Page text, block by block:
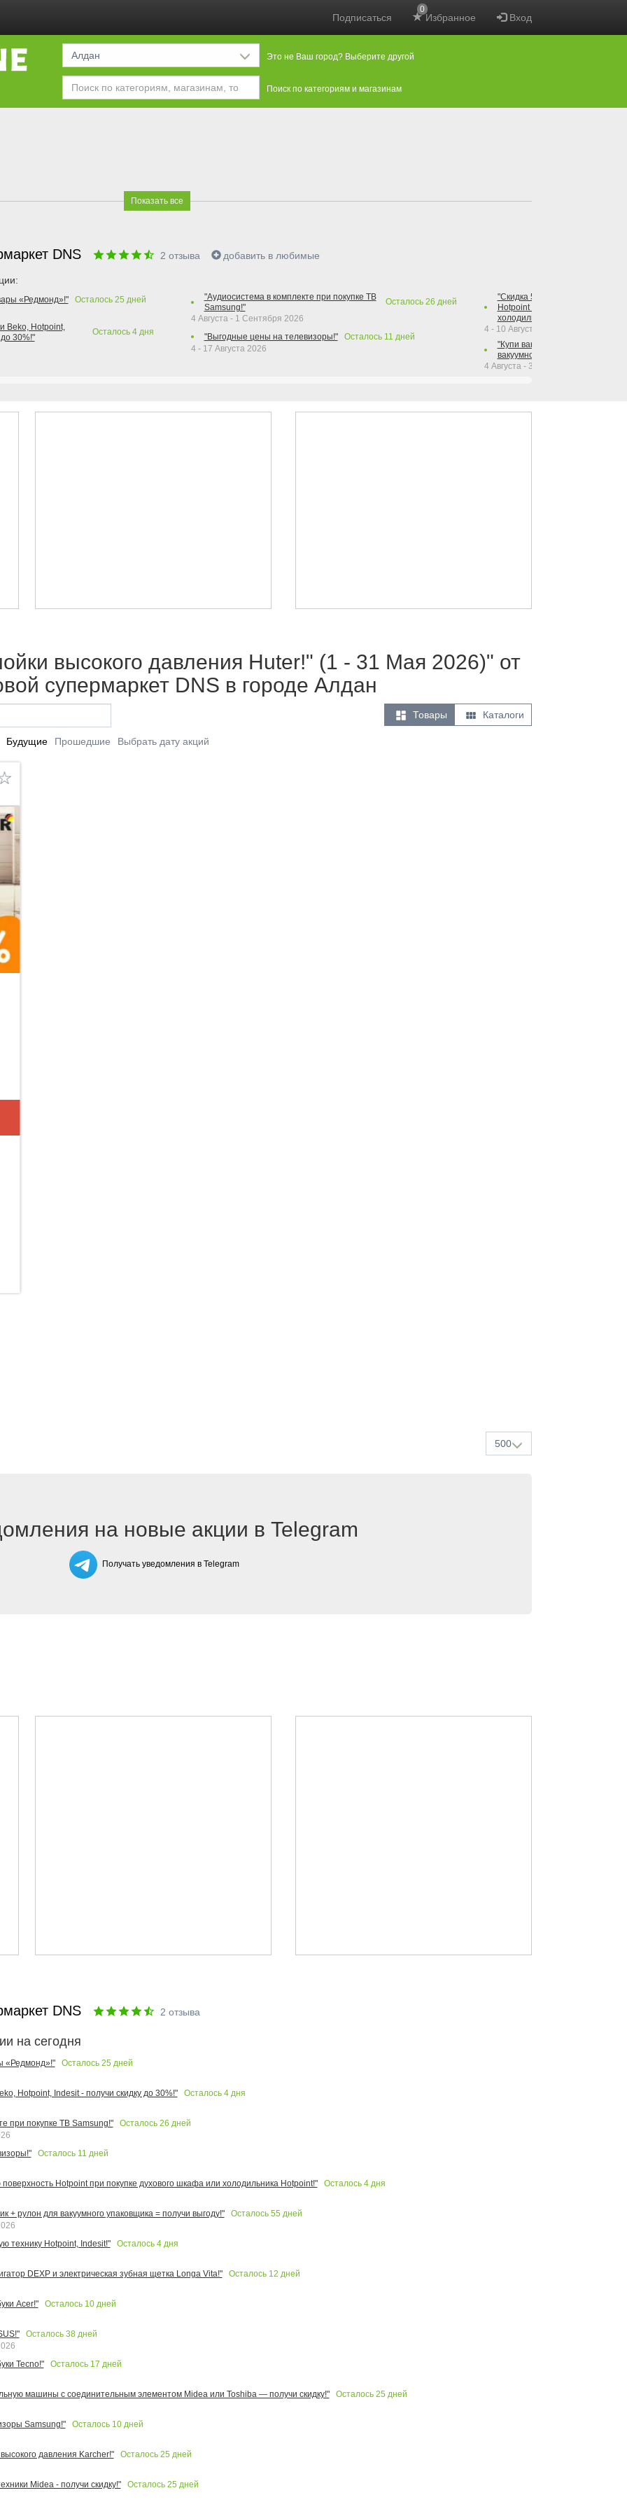
Подписаться Избранное
0
Вход
Алдан Это не Ваш город? Выберите другой
Поиск по категориям и магазинам
Показать все
DNS 2 отзыва добавить в любимые
«Редмонд»!" Осталось 25 дней
Beko, Hotpoint,
30%!"
Осталось 4дня
"Аудиосистема в комплекте при покупке ТВ
Samsung!"
Осталось 26 дней
4 Августа - 1 Сентября 2026
"Выгодные цены на телевизоры!"
Осталось 11 дней
4 - 17 Августа 2026
"Скидка 50% на варочную
Hotpoint при покупке духового
холодильника Hotpoint!"
4 - 10 Августа 2026
"Купи вакуумный упаковщик +
вакуумного упаковщика =
4 Августа - 30 Сентября 2026
высокого давления Huter!" (1 - 31 Мая 2026)" от
супермаркет DNS в городе Алдан
 Товары  Каталоги
Будущие Прошедшие Выбрать дату акций
500
на новые акции в Telegram
Получать уведомления в Telegram
DNS 2 отзыва
на сегодня
«Редмонд»!" Осталось 25 дней
Hotpoint, Indesit - получи скидку до 30%!" Осталось 4дня
при покупке ТВ Samsung!" Осталось 26 дней
Осталось 11 дней
Hotpoint при покупке духового шкафа или холодильника Hotpoint!" Осталось 4дня
+ рулон для вакуумного упаковщика = получи выгоду!" Осталось 55 дней
технику Hotpoint, Indesit!"
Осталось 4дня
DEXP и электрическая зубная щетка Longa Vita!" Осталось 12 дней
Acer!" Осталось 10дней
Осталось 38дней
Tecno!"
Осталось 17 дней
машины с соединительным элементом Midea или Toshiba — получи скидку!" Осталось 25 дней
Samsung!" Осталось 10дней
давления Karcher!" Осталось 25 дней
Midea - получи скидку!" Осталось 25 дней